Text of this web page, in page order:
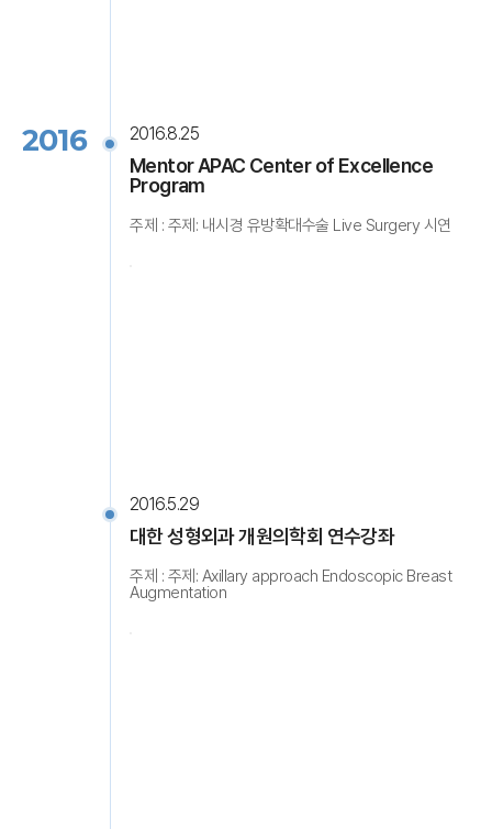
2016 2016.8.25
Mentor APAC Center of Excellence
Program
주제 : 주제: 내시경 유방확대수술 Live Surgery 시연
2016.5.29
대한 성형외과 개원의학회 연수강좌
주제 : 주제: Axillary approach Endoscopic Breast
Augmentation